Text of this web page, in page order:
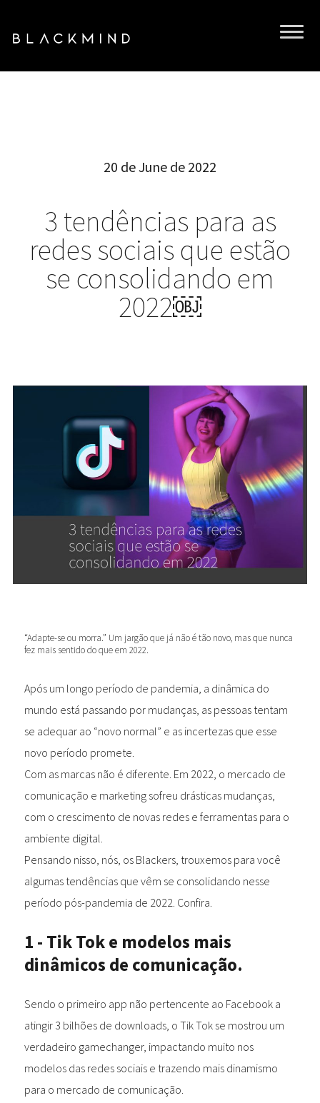
20 de June de 2022
3 tendências para as
redes sociais que estão
se consolidando em
2022￼
“Adapte-se ou morra.” Um jargão que já não é tão novo, mas que nunca
fez mais sentido do que em 2022.
Após um longo período de pandemia, a dinâmica do
mundo está passando por mudanças, as pessoas tentam
se adequar ao “novo normal” e as incertezas que esse
novo período promete.
Com as marcas não é diferente. Em 2022, o mercado de
comunicação e marketing sofreu drásticas mudanças,
com o crescimento de novas redes e ferramentas para o
ambiente digital.
Pensando nisso, nós, os Blackers, trouxemos para você
algumas tendências que vêm se consolidando nesse
período pós-pandemia de 2022. Confira.
1 - Tik Tok e modelos mais
dinâmicos de comunicação.
Sendo o primeiro app não pertencente ao Facebook a
atingir 3 bilhões de downloads, o Tik Tok se mostrou um
verdadeiro gamechanger, impactando muito nos
modelos das redes sociais e trazendo mais dinamismo
para o mercado de comunicação.